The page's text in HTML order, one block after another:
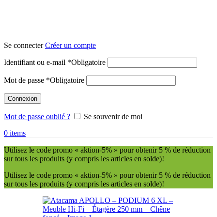
Se connecterCréer un compte
Identifiant ou e-mail *Obligatoire
Mot de passe *Obligatoire
Connexion
Mot de passe oublié ?
Se souvenir de moi
0 items
Utilisez le code promo « aktion-5% » pour obtenir 5 % de réduction
sur tous les produits (y compris les articles en solde)!
Utilisez le code promo « aktion-5% » pour obtenir 5 % de réduction
sur tous les produits (y compris les articles en solde)!